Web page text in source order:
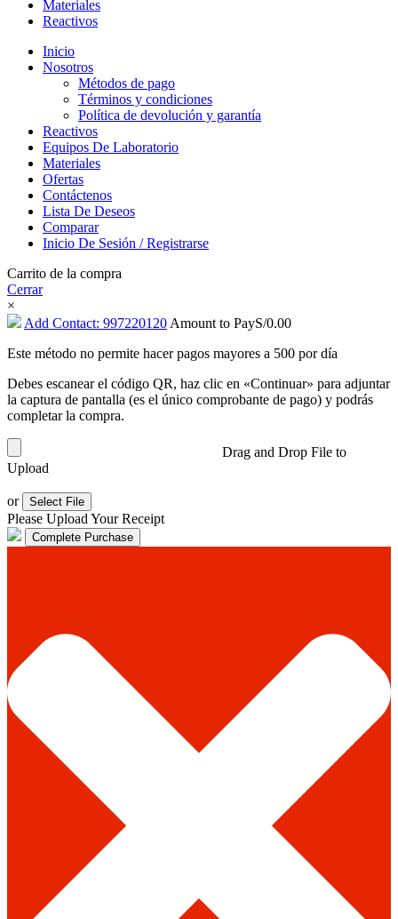
Materiales
Reactivos
Inicio
Nosotros
Métodos de pago
Términos y condiciones
Política de devolución y garantía
Reactivos
Equipos De Laboratorio
Materiales
Ofertas
Contáctenos
Lista De Deseos
Comparar
Inicio De Sesión / Registrarse
Carrito de la compra
Cerrar
×
Add Contact: 997220120 Amount to PayS/0.00
Este método no permite hacer pagos mayores a 500 por día
Debes escanear el código QR, haz clic en «Continuar» para adjuntar
la captura de pantalla (es el único comprobante de pago) y podrás
completar la compra.
Drag and Drop File to
Upload
or Select File
Please Upload Your Receipt